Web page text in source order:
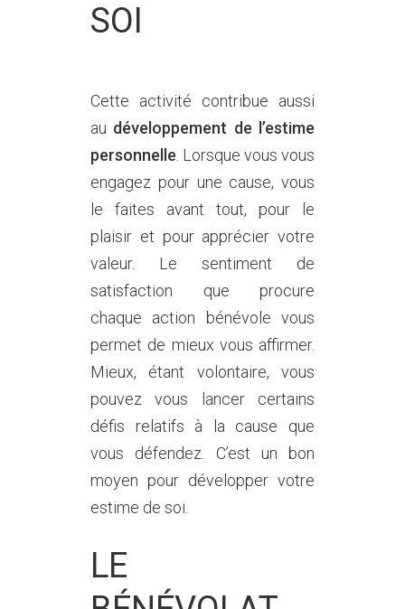
SOI
Cette activité contribue aussi
au développement de l’estime
personnelle . Lorsque vous vous
engagez pour une cause, vous
le faites avant tout, pour le
plaisir et pour apprécier votre
valeur. Le sentiment de
satisfaction que procure
chaque action bénévole vous
permet de mieux vous affirmer.
Mieux, étant volontaire, vous
pouvez vous lancer certains
défis relatifs à la cause que
vous défendez. C’est un bon
moyen pour développer votre
estime de soi.
LE